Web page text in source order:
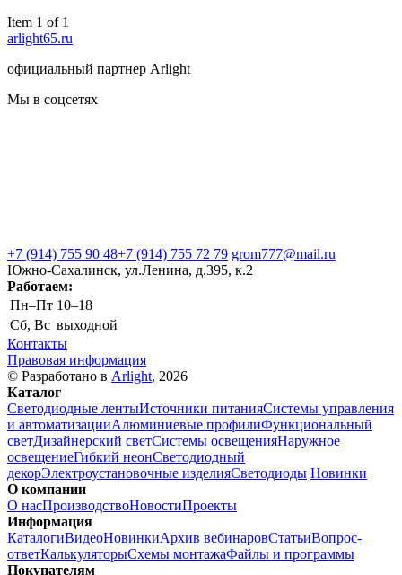
Item 1 of 1
arlight65.ru
официальный партнер Arlight
Мы в соцсетях
+7 (914) 755 90 48+7 (914) 755 72 79 grom777@mail.ru
Южно-Сахалинск, ул.Ленина, д.395, к.2
Работаем:
Пн–Пт 10–18
Сб, Вс выходной
Контакты
Правовая информация
© Разработано в Arlight, 2026
Каталог
Светодиодные лентыИсточники питанияСистемы управления
и автоматизацииАлюминиевые профилиФункциональный
светДизайнерский светСистемы освещенияНаружное
освещениеГибкий неонСветодиодный
декорЭлектроустановочные изделияСветодиоды Новинки
О компании
О насПроизводствоНовостиПроекты
Информация
КаталогиВидеоНовинкиАрхив вебинаровСтатьиВопрос-
ответКалькуляторыСхемы монтажаФайлы и программы
Покупателям